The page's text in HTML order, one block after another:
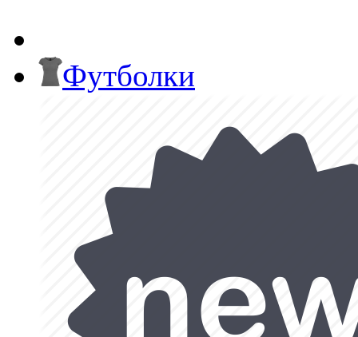
Футболки